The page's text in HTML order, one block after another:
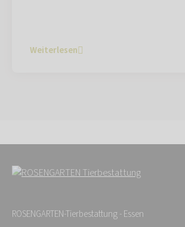
Weiterlesen
ROSENGARTEN-Tierbestattung - Essen